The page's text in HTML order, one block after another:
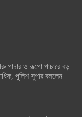
ও রূপো পাচারে বড়
পুলিশ সুপার বললেন